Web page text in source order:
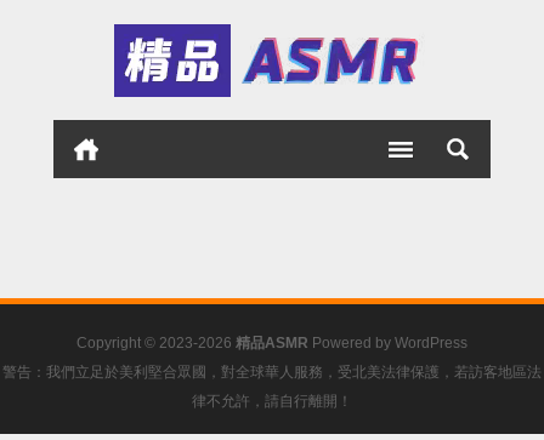
Copyright © 2023-2026 精品ASMR Powered by WordPress
警告：我們立足於美利堅合眾國，對全球華人服務，受北美法律保護，若訪客地區法
律不允許，請自行離開！